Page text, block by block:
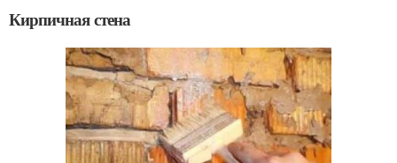
Кирпичная стена